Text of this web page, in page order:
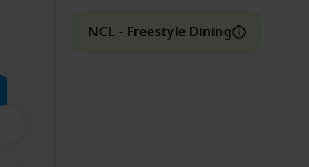
NCL - Freestyle Dining